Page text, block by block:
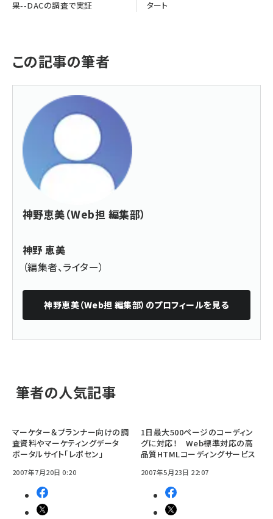
果--DACの調査で実証
タート
この記事の筆者
神野恵美（Web担 編集部）
神野 恵美
（編集者、ライター）
神野恵美（Web担 編集部） のプロフィールを見る
筆者の人気記事
マーケター＆プランナー向けの調
査資料やマーケティングデータ
ポータルサイト「レポセン」
2007年7月20日 0:20
1日最大500ページのコーディン
グに対応！ Web標準対応の高
品質HTMLコーディングサービス
2007年5月23日 22:07